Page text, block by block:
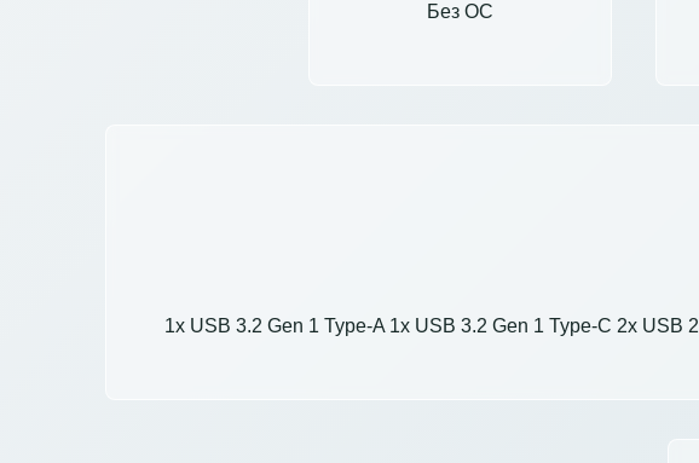
Без ОС
1x USB 3.2 Gen 1 Type-A 1x USB 3.2 Gen 1 Type-C 2x